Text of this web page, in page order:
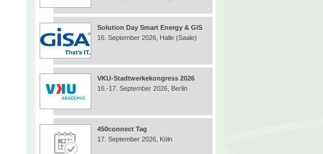
Solution Day Smart Energy & GIS
16. September 2026, Halle (Saale)
VKU-Stadtwerkekongress 2026
16.-17. September 2026, Berlin
450connect Tag
17. September 2026, Köln